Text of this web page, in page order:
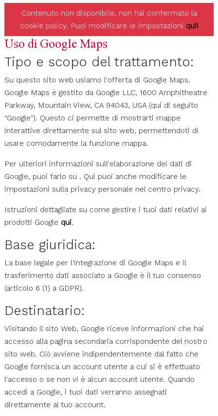
Contenuto non disponibile, non hai confermato la
cookie policy. Puoi modificare le impostazioni qui!
Uso di Google Maps
Tipo e scopo del trattamento:
Su questo sito web usiamo l'offerta di Google Maps.
Google Maps è gestito da Google LLC, 1600 Amphitheatre
Parkway, Mountain View, CA 94043, USA (qui di seguito
"Google"). Questo ci permette di mostrarti mappe
interattive direttamente sul sito web, permettendoti di
usare comodamente la funzione mappa.
Per ulteriori informazioni sull'elaborazione dei dati di
Google, puoi farlo su . Qui puoi anche modificare le
impostazioni sulla privacy personale nel centro privacy.
Istruzioni dettagliate su come gestire i tuoi dati relativi ai
prodotti Google qui.
Base giuridica:
La base legale per l'integrazione di Google Maps e il
trasferimento dati associato a Google è il tuo consenso
(articolo 6 (1) a GDPR).
Destinatario:
Visitando il sito Web, Google riceve informazioni che hai
accesso alla pagina secondaria corrispondente del nostro
sito web. Ciò avviene indipendentemente dal fatto che
Google fornisca un account utente a cui si è effettuato
l'accesso o se non vi è alcun account utente. Quando
accedi a Google, i tuoi dati verranno assegnati
direttamente al tuo account.